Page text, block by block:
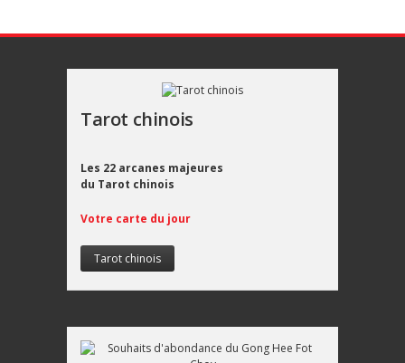
Tarot chinois
Les 22 arcanes majeures
du Tarot chinois
Votre carte du jour
Tarot chinois